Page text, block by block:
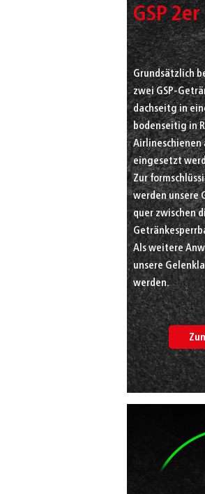
GSP 2er
Grundsätzlich
zwei GSP-
dachseitg in
bodenseitig in
Airlineschienen
eingesetzt
Zur
werden unsere
quer zwischen
Als weitere
unsere
werden.